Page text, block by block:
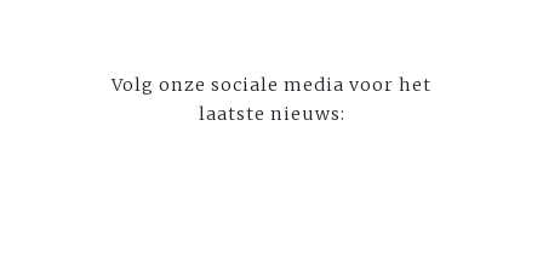
Volg onze sociale media voor het
laatste nieuws: